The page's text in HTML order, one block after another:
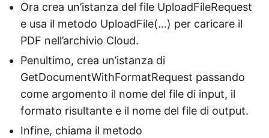
Ora crea un’istanza del file UploadFileRequest
e usa il metodo UploadFile(…) per caricare il
PDF nell’archivio Cloud.
Penultimo, crea un’istanza di
GetDocumentWithFormatRequest passando
come argomento il nome del file di input, il
formato risultante e il nome del file di output.
Infine, chiama il metodo